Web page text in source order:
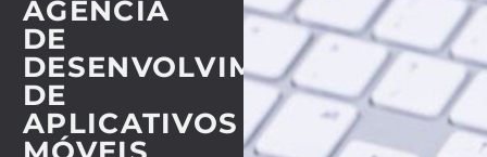
AGÊNCIA
DE
DESENVOLVIMENTO
DE
APLICATIVOS